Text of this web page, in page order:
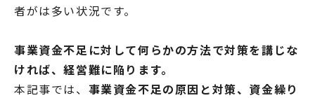
者がは多い状況です。
事業資金不足に対して何らかの方法で対策を講じな
ければ、経営難に陥ります。
本記事では、 事業資金不足の原因と対策、資金繰り